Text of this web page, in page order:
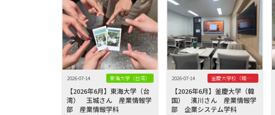
2026-07-14 東海大学（台湾）
【2026年6月】東海大学（台
湾） 玉城さん 産業情報学
部 産業情報学科
2026-07-14 釜慶大学校（韓国）
【2026年6月】釜慶大学（韓
国） 濱川さん 産業情報学
部 企業システム学科